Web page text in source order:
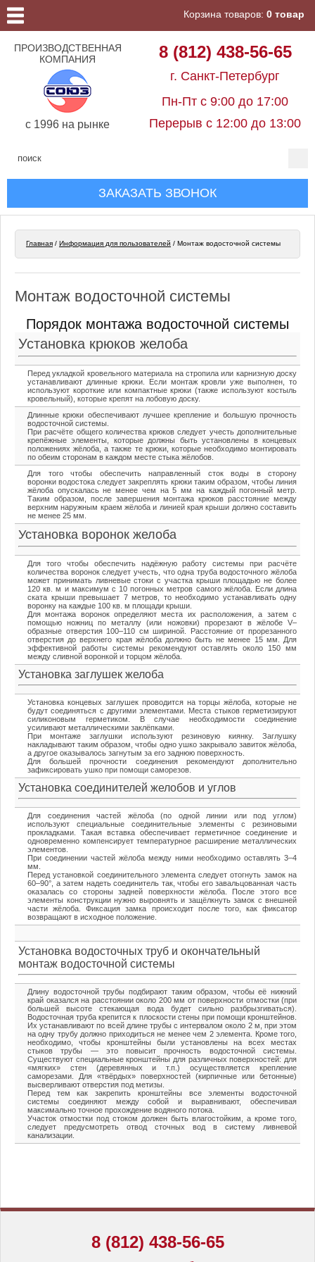
ПРОИЗВОДСТВЕННАЯ
КОМПАНИЯ
c 1996 на рынке
8 (812) 438-56-65
г. Санкт-Петербург
Пн-Пт с 9:00 до 17:00
Перерыв с 12:00 до 13:00
Корзина товаров: 0 товар
ЗАКАЗАТЬ ЗВОНОК
Главная / Информация для пользователей / Монтаж водосточной системы
Монтаж водосточной системы
Порядок монтажа водосточной системы
Установка крюков желоба
Перед укладкой кровельного материала на стропила или карнизную доску
устанавливают длинные крюки. Если монтаж кровли уже выполнен, то
используют короткие или компактные крюки (также используют костыль
кровельный), которые крепят на лобовую доску.
Длинные крюки обеспечивают лучшее крепление и большую прочность
водосточной системы.
При расчёте общего количества крюков следует учесть дополнительные
крепёжные элементы, которые должны быть установлены в концевых
положениях жёлоба, а также те крюки, которые необходимо монтировать
по обеим сторонам в каждом месте стыка жёлобов.
Для того чтобы обеспечить направленный сток воды в сторону
воронки водостока следует закреплять крюки таким образом, чтобы линия
жёлоба опускалась не менее чем на 5 мм на каждый погонный метр.
Таким образом, после завершения монтажа крюков расстояние между
верхним наружным краем жёлоба и линией края крыши должно составить
не менее 25 мм.
Установка воронок желоба
Для того чтобы обеспечить надёжную работу системы при расчёте
количества воронок следует учесть, что одна труба водосточного жёлоба
может принимать ливневые стоки с участка крыши площадью не более
120 кв. м и максимум с 10 погонных метров самого жёлоба. Если длина
ската крыши превышает 7 метров, то необходимо устанавливать одну
воронку на каждые 100 кв. м площади крыши.
Для монтажа воронок определяют места их расположения, а затем с
помощью ножниц по металлу (или ножовки) прорезают в жёлобе V–
образные отверстия 100–110 см шириной. Расстояние от прорезанного
отверстия до верхнего края жёлоба должно быть не менее 15 мм. Для
эффективной работы системы рекомендуют оставлять около 150 мм
между сливной воронкой и торцом жёлоба.
Установка заглушек желоба
Установка концевых заглушек проводится на торцы жёлоба, которые не
будут соединяться с другими элементами. Места стыков герметизируют
силиконовым герметиком. В случае необходимости соединение
усиливают металлическими заклёпками.
При монтаже заглушки используют резиновую киянку. Заглушку
накладывают таким образом, чтобы одно ушко закрывало завиток жёлоба,
а другое оказывалось загнутым за его заднюю поверхность.
Для большей прочности соединения рекомендуют дополнительно
зафиксировать ушко при помощи саморезов.
Установка соединителей желобов и углов
Для соединения частей жёлоба (по одной линии или под углом)
используют специальные соединительные элементы с резиновыми
прокладками. Такая вставка обеспечивает герметичное соединение и
одновременно компенсирует температурное расширение металлических
элементов.
При соединении частей жёлоба между ними необходимо оставлять 3–4
мм.
Перед установкой соединительного элемента следует отогнуть замок на
60–90°, а затем надеть соединитель так, чтобы его завальцованная часть
оказалась со стороны задней поверхности жёлоба. После этого все
элементы конструкции нужно выровнять и защёлкнуть замок с внешней
части жёлоба. Фиксация замка происходит после того, как фиксатор
возвращают в исходное положение.
Установка водосточных труб и окончательный
монтаж водосточной системы
Длину водосточной трубы подбирают таким образом, чтобы её нижний
край оказался на расстоянии около 200 мм от поверхности отмостки (при
большей высоте стекающая вода будет сильно разбрызгиваться).
Водосточная труба крепится к плоскости стены при помощи кронштейнов.
Их устанавливают по всей длине трубы с интервалом около 2 м, при этом
на одну трубу должно приходиться не менее чем 2 элемента. Кроме того,
необходимо, чтобы кронштейны были установлены на всех местах
стыков трубы — это повысит прочность водосточной системы.
Существуют специальные кронштейны для различных поверхностей: для
«мягких» стен (деревянных и т.п.) осуществляется крепление
саморезами. Для «твёрдых» поверхностей (кирпичные или бетонные)
высверливают отверстия под метизы.
Перед тем как закрепить кронштейны все элементы водосточной
системы соединяют между собой и выравнивают, обеспечивая
максимально точное прохождение водяного потока.
Участок отмостки под стоком должен быть влагостойким, а кроме того,
следует предусмотреть отвод сточных вод в систему ливневой
канализации.
8 (812) 438-56-65